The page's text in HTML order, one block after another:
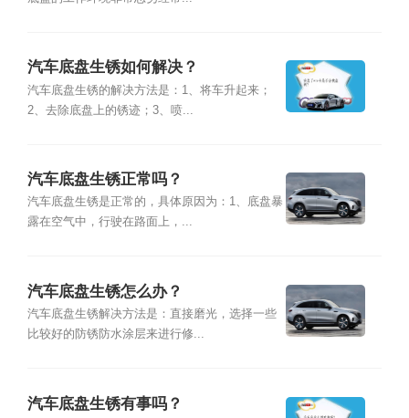
汽车底盘生锈如何解决？
汽车底盘生锈的解决方法是：1、将车升起来；
2、去除底盘上的锈迹；3、喷...
汽车底盘生锈正常吗？
汽车底盘生锈是正常的，具体原因为：1、底盘暴
露在空气中，行驶在路面上，...
汽车底盘生锈怎么办？
汽车底盘生锈解决方法是：直接磨光，选择一些
比较好的防锈防水涂层来进行修...
汽车底盘生锈有事吗？